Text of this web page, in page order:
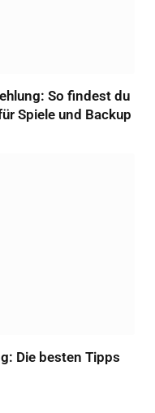
So findest du
Spiele und Backup
Die besten Tipps